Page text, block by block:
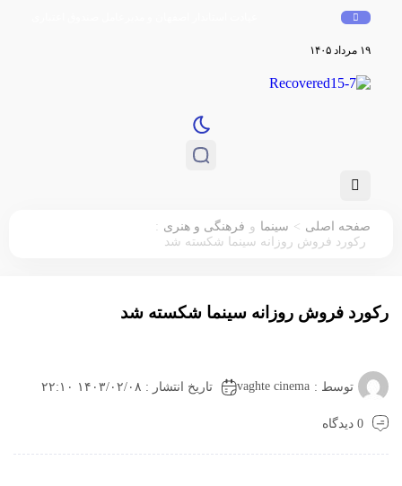
۱۹ مرداد ۱۴۰۵
صفحه اصلی > سینما و فرهنگی و هنری :
رکورد فروش روزانه سینما شکسته شد
رکورد فروش روزانه سینما شکسته شد
توسط : vaghte cinema تاریخ انتشار : ۱۴۰۳/۰۲/۰۸ ۲۲:۱۰
0 دیدگاه